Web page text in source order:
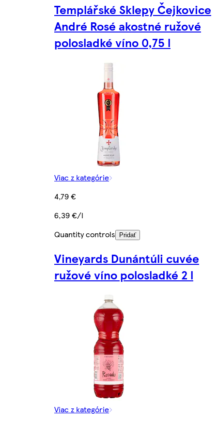
Templářské Sklepy Čejkovice
André Rosé akostné ružové
polosladké víno 0,75 l
Viac z kategórie
4,79 €
6,39 €/l
Quantity controls
Pridať
Vineyards Dunántúli cuvée
ružové víno polosladké 2 l
Viac z kategórie